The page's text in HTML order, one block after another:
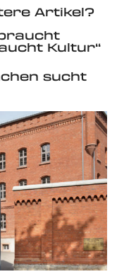
Artikel?
Kultur“
sucht